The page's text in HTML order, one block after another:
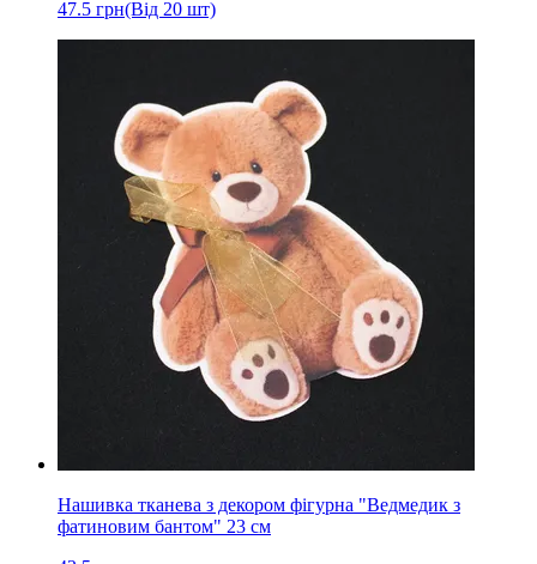
47.5 грн(Від 20 шт)
Нашивка тканева з декором фігурна "Ведмедик з
фатиновим бантом" 23 см